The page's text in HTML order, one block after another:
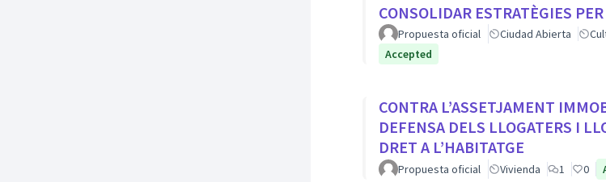
CONSOLIDAR ESTRATÈGIES
VISIBILITZACIÓ DE LA MEMÒRIA
CIUTADA
Propuesta oficial Ciudad Abierta
Accepted
CONTRA L’ASSETJAMENT
DEFENSA DELS LLOGATERS I
DRET A L’HABITATGE
Propuesta oficial Vivienda 1 0